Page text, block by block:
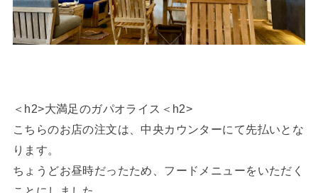
＜h2>大満足のガパオライス＜h2>
こちらのお店の注文は、中央カウンターにて先払いとな
ります。
ちょうどお昼時だったため、フードメニューをいただく